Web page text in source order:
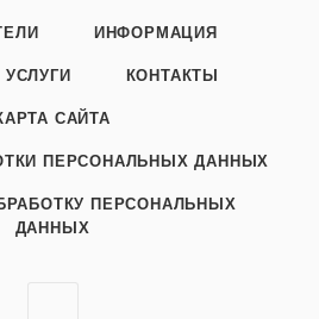
ИНФОРМАЦИЯ
УСЛУГИ КОНТАКТЫ
САЙТА
ПЕРСОНАЛЬНЫХ ДАННЫХ
ПЕРСОНАЛЬНЫХ
ДАННЫХ